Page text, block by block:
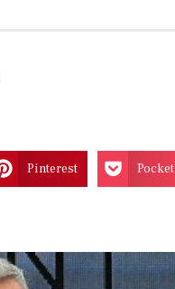
Pinterest Pocket